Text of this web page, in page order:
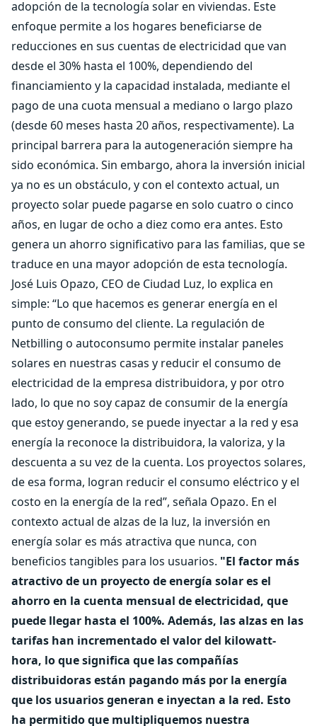
adopción de la tecnología solar en viviendas. Este
enfoque permite a los hogares beneficiarse de
reducciones en sus cuentas de electricidad que van
desde el 30% hasta el 100%, dependiendo del
financiamiento y la capacidad instalada, mediante el
pago de una cuota mensual a mediano o largo plazo
(desde 60 meses hasta 20 años, respectivamente). La
principal barrera para la autogeneración siempre ha
sido económica. Sin embargo, ahora la inversión inicial
ya no es un obstáculo, y con el contexto actual, un
proyecto solar puede pagarse en solo cuatro o cinco
años, en lugar de ocho a diez como era antes. Esto
genera un ahorro significativo para las familias, que se
traduce en una mayor adopción de esta tecnología.
José Luis Opazo, CEO de Ciudad Luz, lo explica en
simple: “Lo que hacemos es generar energía en el
punto de consumo del cliente. La regulación de
Netbilling o autoconsumo permite instalar paneles
solares en nuestras casas y reducir el consumo de
electricidad de la empresa distribuidora, y por otro
lado, lo que no soy capaz de consumir de la energía
que estoy generando, se puede inyectar a la red y esa
energía la reconoce la distribuidora, la valoriza, y la
descuenta a su vez de la cuenta. Los proyectos solares,
de esa forma, logran reducir el consumo eléctrico y el
costo en la energía de la red”, señala Opazo. En el
contexto actual de alzas de la luz, la inversión en
energía solar es más atractiva que nunca, con
beneficios tangibles para los usuarios. "El factor más
atractivo de un proyecto de energía solar es el
ahorro en la cuenta mensual de electricidad, que
puede llegar hasta el 100%. Además, las alzas en las
tarifas han incrementado el valor del kilowatt-
hora, lo que significa que las compañías
distribuidoras están pagando más por la energía
que los usuarios generan e inyectan a la red. Esto
ha permitido que multipliquemos nuestra